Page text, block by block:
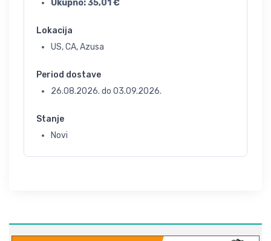
Ukupno:35,01 €
Lokacija
US, CA, Azusa
Period dostave
26.08.2026. do 03.09.2026.
Stanje
Novi